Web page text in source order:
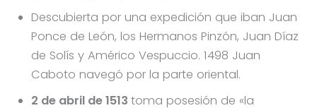
Descubierta por una expedición que iban Juan
Ponce de León, los Hermanos Pinzón, Juan Díaz
de Solís y Américo Vespuccio. 1498 Juan
Caboto navegó por la parte oriental.
2 de abril de 1513 toma posesión de «la